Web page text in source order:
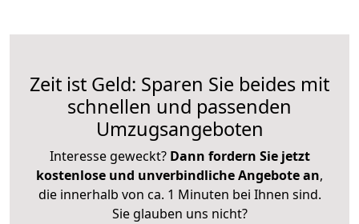
Zeit ist Geld: Sparen Sie beides mit
schnellen und passenden
Umzugsangeboten
Interesse geweckt? Dann fordern Sie jetzt
kostenlose und unverbindliche Angebote an,
die innerhalb von ca. 1 Minuten bei Ihnen sind.
Sie glauben uns nicht?